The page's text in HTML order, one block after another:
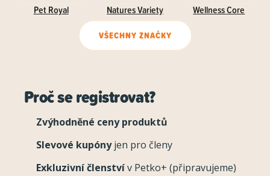
Pet Royal Natures Variety Wellness Core
VŠECHNY ZNAČKY
Proč se registrovat?
Zvýhodněné ceny produktů
Slevové kupónyjen pro členy
Exkluzivní členstvív Petko+ (připravujeme)